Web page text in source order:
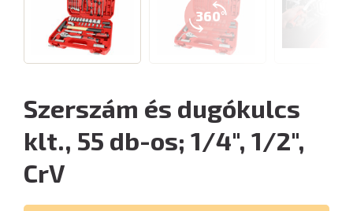
360°
Szerszám és dugókulcs
klt., 55 db-os; 1/4", 1/2",
CrV